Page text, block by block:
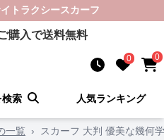
ト ラクシースカーフ
購入で送料無料
0 0
検索 人気ランキング
一覧 › スカーフ 大判 優美な幾何